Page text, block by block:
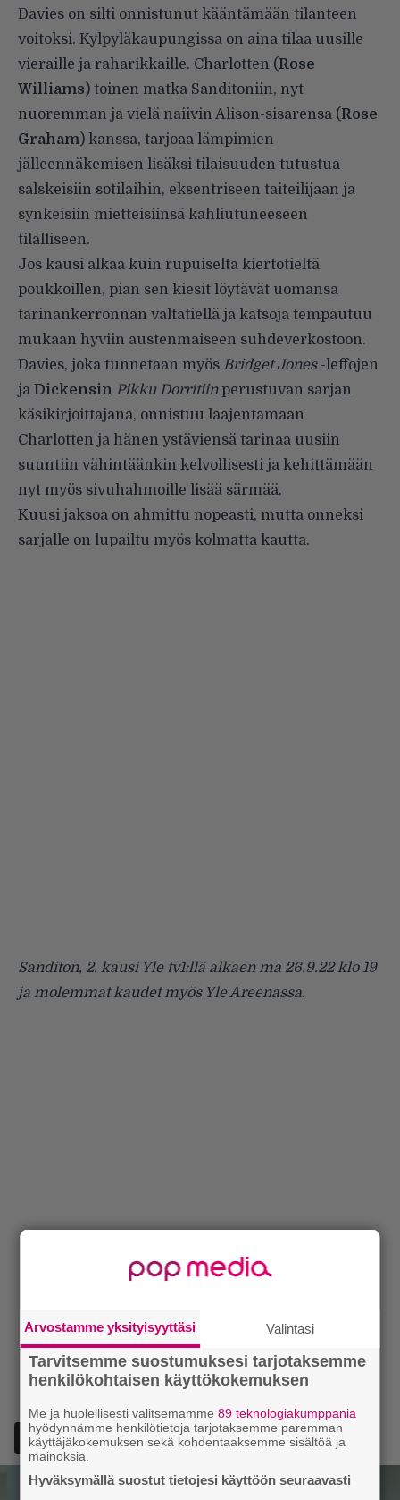
Davies on silti onnistunut kääntämään tilanteen
voitoksi. Kylpyläkaupungissa on aina tilaa uusille
vieraille ja raharikkaille. Charlotten (Rose
Williams) toinen matka Sanditoniin, nyt
nuoremman ja vielä naiivin Alison-sisarensa (Rose
Graham) kanssa, tarjoaa lämpimien
jälleennäkemisen lisäksi tilaisuuden tutustua
salskeisiin sotilaihin, eksentriseen taiteilijaan ja
synkeisiin mietteisiinsä kahliutuneeseen
tilalliseen.
Jos kausi alkaa kuin rupuiselta kiertotieltä
poukkoillen, pian sen kiesit löytävät uomansa
tarinankerronnan valtatiellä ja katsoja tempautuu
mukaan hyviin austenmaiseen suhdeverkostoon.
Davies, joka tunnetaan myös Bridget Jones-leffojen
ja Dickensin Pikku Dorritiinperustuvan sarjan
käsikirjoittajana, onnistuu laajentamaan
Charlotten ja hänen ystäviensä tarinaa uusiin
suuntiin vähintäänkin kelvollisesti ja kehittämään
nyt myös sivuhahmoille lisää särmää.
Kuusi jaksoa on ahmittu nopeasti, mutta onneksi
sarjalle on lupailtu myös kolmatta kautta.
Sanditon, 2. kausi Yle tv1:llä alkaen ma 26.9.22 klo 19
ja molemmat kaudet myös Yle Areenassa.
Lisää Episodi Googlen suosituksi lähteeksi
Arvostamme yksityisyyttäsi Valintasi
Tarvitsemme suostumuksesi tarjotaksemme
henkilökohtaisen käyttökokemuksen
Me ja huolellisesti valitsemamme89 teknologiakumppania
hyödynnämme henkilötietoja tarjotaksemme paremman
käyttäjäkokemuksen sekä kohdentaaksemme sisältöä ja
mainoksia.
Hyväksymällä suostut tietojesi käyttöön seuraavasti